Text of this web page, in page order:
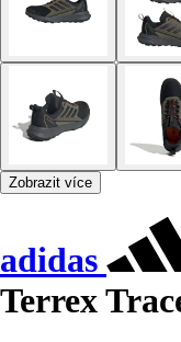
Zobrazit více
adidas
Terrex